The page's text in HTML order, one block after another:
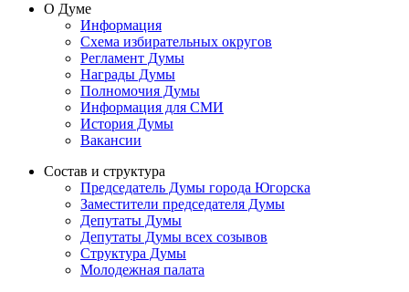
О Думе
Информация
Схема избирательных округов
Регламент Думы
Награды Думы
Полномочия Думы
Информация для СМИ
История Думы
Вакансии
Состав и структура
Председатель Думы города Югорска
Заместители председателя Думы
Депутаты Думы
Депутаты Думы всех созывов
Структура Думы
Молодежная палата